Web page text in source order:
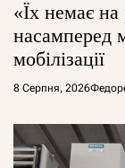
«Їх немає
насамперед
мобілізації
8 Серпня, 2026